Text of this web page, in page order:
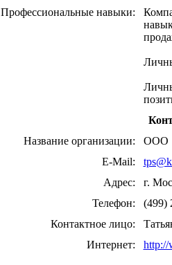
Профессиональные навыки:
Название организации:
ООО
E-Mail:
Адрес:
г.
Телефон:
(499)
Контактное лицо:
Интернет:
http://